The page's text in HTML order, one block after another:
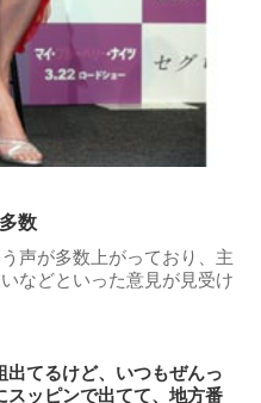
数
声が多数上がっており、主
などといった意見が見受け
てるけど、いつもぜんっ
ッピンで出てて、地方番